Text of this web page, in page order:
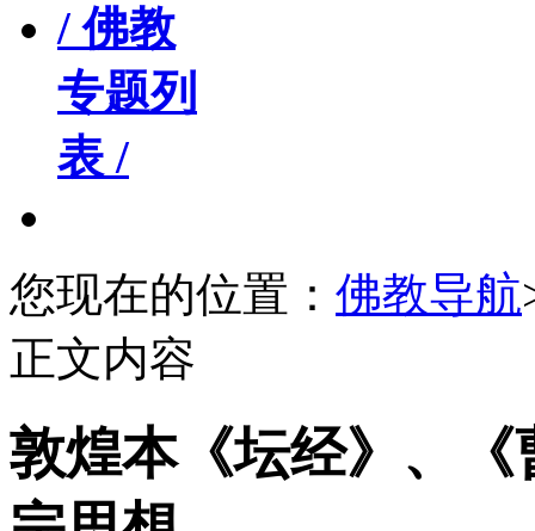
/ 佛教
专题列
表 /
您现在的位置： 佛教导航
正文内容
敦煌本《坛经》、